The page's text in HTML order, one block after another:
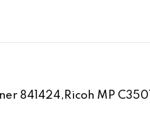
841424,Ricoh MP C3501